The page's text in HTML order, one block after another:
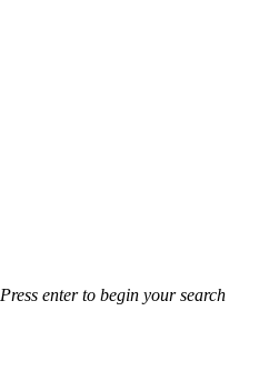
Press enter to begin your search